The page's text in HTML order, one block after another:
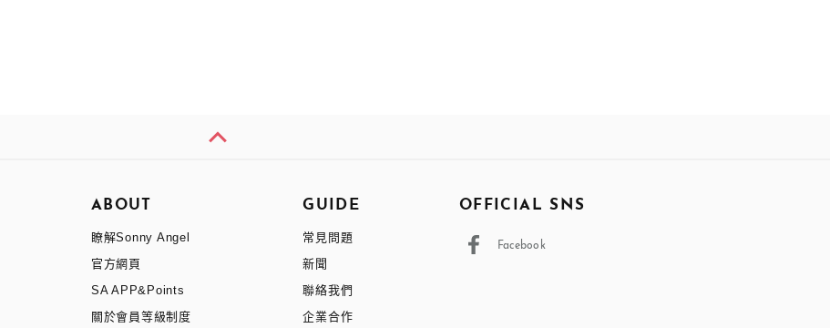
ABOUT
瞭解Sonny Angel
官方網頁
SA APP&Points
關於會員等級制度
GUIDE
常見問題
新聞
聯絡我們
企業合作
OFFICIAL SNS
Facebook